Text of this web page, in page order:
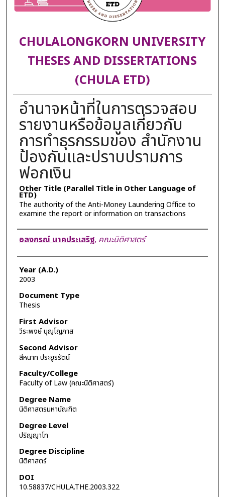
CHULALONGKORN UNIVERSITY
THESES AND DISSERTATIONS
(CHULA ETD)
อำนาจหน้าที่ในการตรวจสอบ
รายงานหรือข้อมูลเกี่ยวกับ
การทำธุรกรรมของ สำนักงาน
ป้องกันและปราบปรามการ
ฟอกเงิน
Other Title (Parallel Title in Other Language of
ETD)
The authority of the Anti-Money Laundering Office to
examine the report or information on transactions
Author
อลงกรณ์ นาคประเสริฐ, คณะนิติศาสตร์
Year (A.D.)
2003
Document Type
Thesis
First Advisor
วีระพงษ์ บุญโญภาส
Second Advisor
สีหนาท ประยูรรัตน์
Faculty/College
Faculty of Law (คณะนิติศาสตร์)
Degree Name
นิติศาสตรมหาบัณฑิต
Degree Level
ปริญญาโท
Degree Discipline
นิติศาสตร์
DOI
10.58837/CHULA.THE.2003.322